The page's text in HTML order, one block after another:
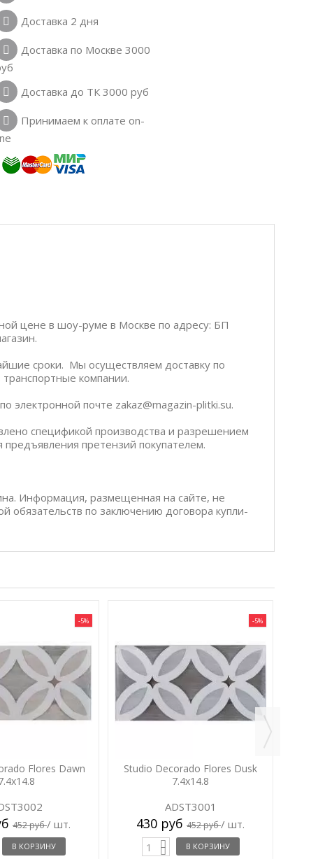
Доставка 2 дня
Доставка по Москве 3000
Доставка до ТК 3000 руб
Принимаем к оплате on-
цене в шоу-руме в Москве по адресу: БП
сроки. Мы осуществляем доставку по
компании.
электронной почте zakaz@magazin-plitki.su.
спецификой производства и разрешением
претензий покупателем.
Информация, размещенная на сайте, не
обязательств по заключению договора купли-
-5%
Flores Dawn
452 руб/ шт.
В КОРЗИНУ
-5%
Studio Decorado Flores Dusk
7.4x14.8
ADST3001
430 руб 452 руб/ шт.
В КОРЗИНУ